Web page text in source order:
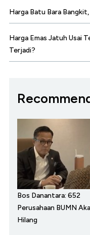
Harga Batu Bara
Harga Emas Jatuh Usai
Terjadi?
Bos Danantara: 652
Perusahaan BUMN
Hilang